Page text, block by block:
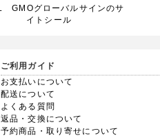
ご利用ガイド
お支払いについて
配送について
よくある質問
返品・交換について
予約商品・取り寄せについて